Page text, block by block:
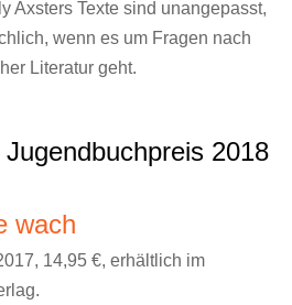
Axsters Texte sind unangepasst,
wenn es um Fragen nach
Literatur geht.
2018
wach
14,95 €, erhältlich im